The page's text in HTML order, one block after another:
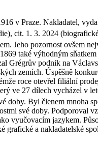
v Praze. Nakladatel,
cit. 1. 3. 2024
Jeho pozornost ovšem
také výhodným
Grégrův podnik na
zemích. Úspěšně
roce otevřel filiální
ve 27 dílech vycházel v
doby. Byl členem mnoha
své doby. Podporoval
vyučovacím jazykem.
grafické a nakladatelské